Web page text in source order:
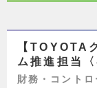
【TOYOTA
ム推進担当
財務・コントロ